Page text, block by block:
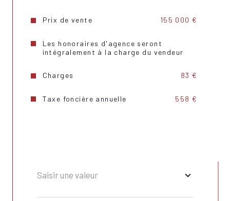
Prix de vente 155 000 €
Les honoraires d'agence seront
intégralement à la charge du vendeur
Charges 83 €
Taxe foncière annuelle 558 €
Saisir une valeur